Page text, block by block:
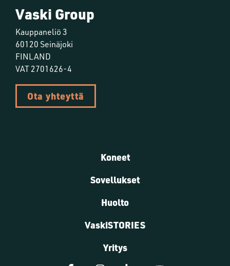
Vaski Group
Kauppaneliö 3
60120 Seinäjoki
FINLAND
VAT 2701626-4
Ota yhteyttä
Koneet
Sovellukset
Huolto
VaskiSTORIES
Yritys